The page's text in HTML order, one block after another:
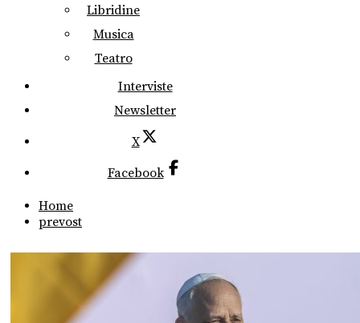
Libridine
Musica
Teatro
Interviste
Newsletter
X
Facebook
Home
prevost